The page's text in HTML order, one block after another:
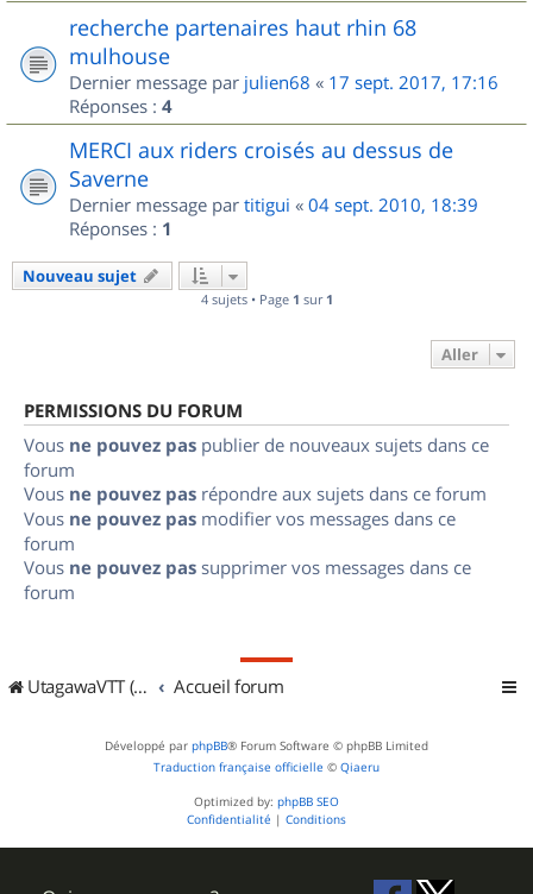
recherche partenaires haut rhin 68
mulhouse
Dernier message par julien68 « 17 sept. 2017, 17:16
Réponses : 4
MERCI aux riders croisés au dessus de
Saverne
Dernier message par titigui « 04 sept. 2010, 18:39
Réponses : 1
Nouveau sujet
4 sujets • Page 1 sur 1
Aller
PERMISSIONS DU FORUM
Vous ne pouvez pas publier de nouveaux sujets dans ce
forum
Vous ne pouvez pas répondre aux sujets dans ce forum
Vous ne pouvez pas modifier vos messages dans ce
forum
Vous ne pouvez pas supprimer vos messages dans ce
forum
UtagawaVTT (Randos VTT et VTTAE avec traces GPS) Accueil forum
Développé par phpBB® Forum Software © phpBB Limited
Traduction française officielle © Qiaeru
Optimized by: phpBB SEO
Confidentialité | Conditions